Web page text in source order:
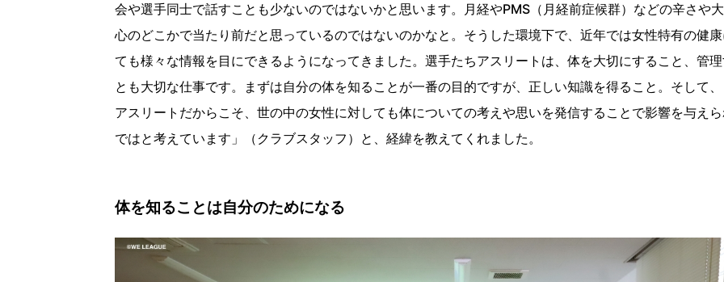
会や選手同士で話すことも少ないのではないかと思います。月経やPMS（月経前症候群）などの辛さや
心のどこかで当たり前だと思っているのではないのかなと。そうした環境下で、近年では女性特有の健
ても様々な情報を目にできるようになってきました。選手たちアスリートは、体を大切にすること、管
とも大切な仕事です。まずは自分の体を知ることが一番の目的ですが、正しい知識を得ること。そして
アスリートだからこそ、世の中の女性に対しても体についての考えや思いを発信することで影響を与え
ではと考えています」（クラブスタッフ）と、経緯を教えてくれました。
体を知ることは自分のためになる